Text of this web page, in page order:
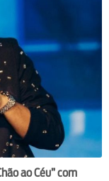
ao Céu” com